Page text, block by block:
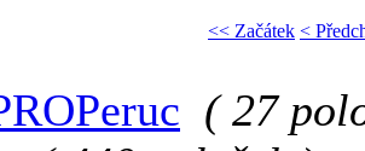
<< Začátek <
( 27